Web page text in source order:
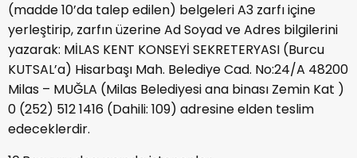
(madde 10’da talep edilen) belgeleri A3 zarfı içine
yerleştirip, zarfın üzerine Ad Soyad ve Adres bilgilerini
yazarak: MİLAS KENT KONSEYİ SEKRETERYASI (Burcu
KUTSAL’a) Hisarbaşı Mah. Belediye Cad. No:24/A 48200
Milas – MUĞLA (Milas Belediyesi ana binası Zemin Kat )
0 (252) 512 1416 (Dahili: 109) adresine elden teslim
edeceklerdir.